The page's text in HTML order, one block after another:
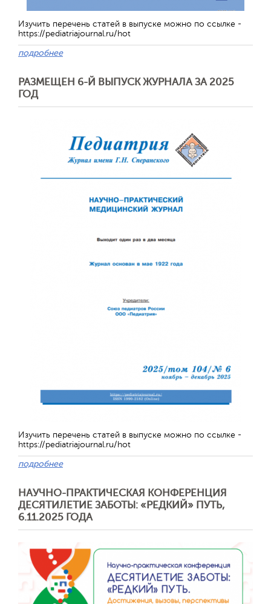
Изучить перечень статей в выпуске можно по ссылке -
https://pediatriajournal.ru/hot
подробнее
РАЗМЕЩЕН 6-Й ВЫПУСК ЖУРНАЛА ЗА 2025
ГОД
Изучить перечень статей в выпуске можно по ссылке -
https://pediatriajournal.ru/hot
подробнее
НАУЧНО-ПРАКТИЧЕСКАЯ КОНФЕРЕНЦИЯ
ДЕСЯТИЛЕТИЕ ЗАБОТЫ: «РЕДКИЙ» ПУТЬ,
6.11.2025 ГОДА